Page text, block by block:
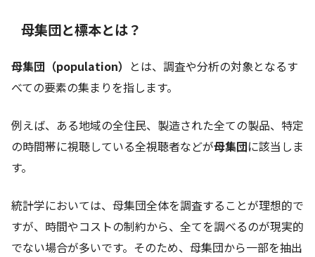
母集団と標本とは？
母集団（population） とは、調査や分析の対象となるす
べての要素の集まりを指します。
例えば、ある地域の全住民、製造された全ての製品、特定
の時間帯に視聴している全視聴者などが母集団に該当しま
す。
統計学においては、母集団全体を調査することが理想的で
すが、時間やコストの制約から、全てを調べるのが現実的
でない場合が多いです。そのため、母集団から一部を抽出